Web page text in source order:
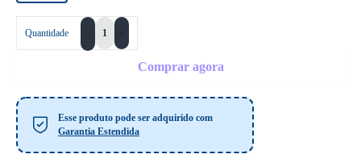
Quantidade
Comprar agora
Esse produto pode ser adquirido com
Garantia Estendida